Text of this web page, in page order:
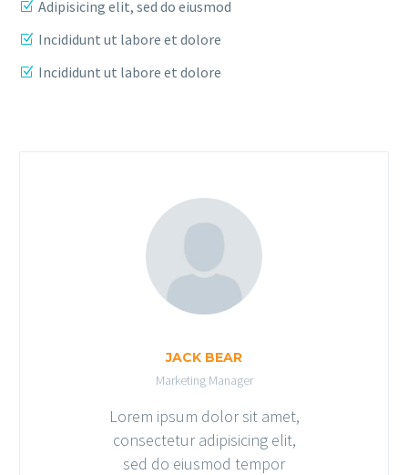
Adipisicing elit, sed do eiusmod
Incididunt ut labore et dolore
Incididunt ut labore et dolore
JACK BEAR
Marketing Manager
Lorem ipsum dolor sit amet,
consectetur adipisicing elit,
sed do eiusmod tempor